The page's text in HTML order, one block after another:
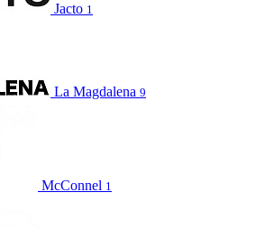
Jacto 1
La Magdalena 9
McConnel 1